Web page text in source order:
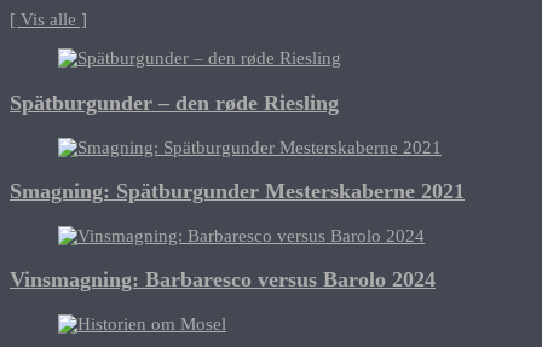
[ Vis alle ]
Spätburgunder – den røde Riesling
Smagning: Spätburgunder Mesterskaberne 2021
Vinsmagning: Barbaresco versus Barolo 2024